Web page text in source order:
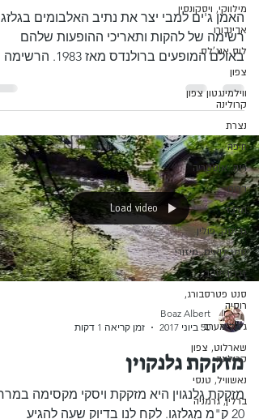
מילווקי, ויסקונסין
אדינבורו
לוס אנג'לס
צפון
ווילמינגטון צפון
קרולינה
נצרת
חיפה
וינה, אוסטריה
דרום
מרכז
גדנסק, פולין
סנט לואיס, מיזורי
זכרון יעקב
סנט פטרסבורג,
רוסיה
גליל מערבי
שארלוט, צפון
קרולינה
נאשוויל, טנסי
ברלין, גרמניה
האמן ג'ים למבי יצר את נתיב האלבומים
רשימה של להקות ותאריכי ההופעות שלהם
באולם המופעים ברולנדס מאז 1983. הרשימה
הארוכה מסודרת כמו...
Load video
Boaz Albert
30 ביוני 2017
זמן קריאה 1 דקות
מזקקת גלנקוין
מזקקת גלנגוין היא מזקקת ויסקי מקסימה
20 ק"מ מגלזגו. לקח לנו בדיוק שעה להגיע